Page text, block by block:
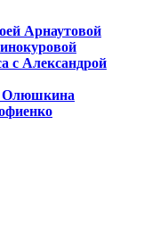
Арнаутовой
с Александрой
Олюшкина